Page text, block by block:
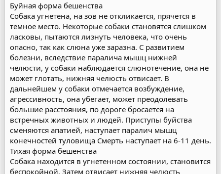
Буйная форма бешенства
Собака угнетена, на зов не откликается, прячется в
темное место. Некоторые собаки становятся слишком
ласковы, пытаются лизнуть человека, что очень
опасно, так как слюна уже заразна. С развитием
болезни, вследствие паралича мышц нижней
челюсти, у собаки наблюдается слюнотечение, она не
может глотать, нижняя челюсть отвисает. В
дальнейшем у собаки отмечается возбуждение,
агрессивность, она убегает, может преодолевать
большие расстояния, по дороге бросается на
встречных животных и людей. Приступы буйства
сменяются апатией, наступает паралич мышц
конечностей туловища Смерть наступает на 6-11 день.
Тихая форма бешенства
Собака находится в угнетенном состоянии, становится
беспокойной. Затем отвисает нижняя челюсть